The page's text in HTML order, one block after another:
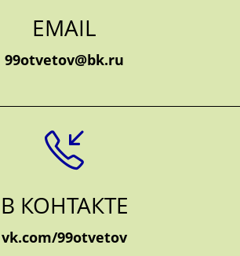
EMAIL
99otvetov@bk.ru
В КОНТАКТЕ
vk.com/99otvetov